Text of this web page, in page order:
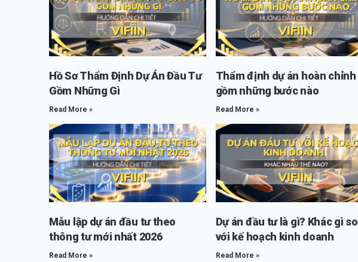
Hồ Sơ Thẩm Định Dự Án Đầu Tư
Gồm Những Gì
Read More »
Thẩm định dự án hoàn chỉnh
gồm những bước nào
Read More »
Mẫu lập dự án đầu tư theo
thông tư mới nhất 2026
Read More »
Dự án đầu tư là gì? Khác gì so
với kế hoạch kinh doanh
Read More »